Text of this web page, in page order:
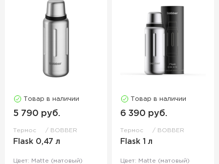
Товар в наличии
5 790 руб.
Термос BOBBER
Flask 0,47 л
Цвет: Matte (матовый)
Товар в наличии
6 390 руб.
Термос BOBBER
Flask 1 л
Цвет: Matte (матовый)